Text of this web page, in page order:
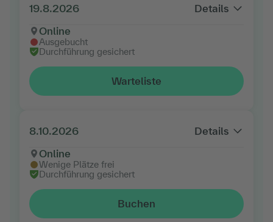
19.8.2026
Details
Online
Ausgebucht
Durchführung gesichert
Warteliste
8.10.2026
Details
Online
Wenige Plätze frei
Durchführung gesichert
Buchen